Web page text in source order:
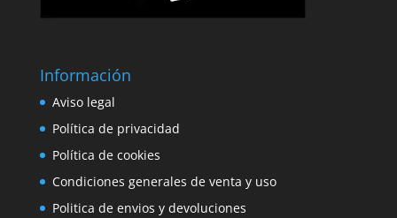
Información
Aviso legal
Política de privacidad
Política de cookies
Condiciones generales de venta y uso
Politica de envios y devoluciones